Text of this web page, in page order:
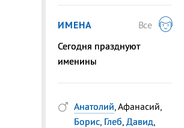
ИМЕНА
Все
Сегодня празднуют
именины
Анатолий, Афанасий,
Борис, Глеб, Давид,